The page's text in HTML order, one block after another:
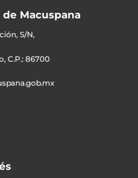
Macuspana
S/N,
C.P.: 86700